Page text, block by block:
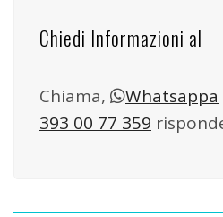
Chiedi Informazioni al
Chiama, Whatsappa
393 00 77 359